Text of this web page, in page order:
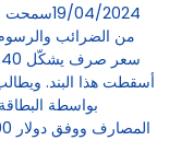
من الضرائب
أسقطت هذا البند.
بواسطة